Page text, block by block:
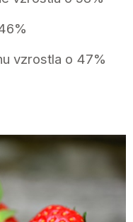
vzrostla o 47%